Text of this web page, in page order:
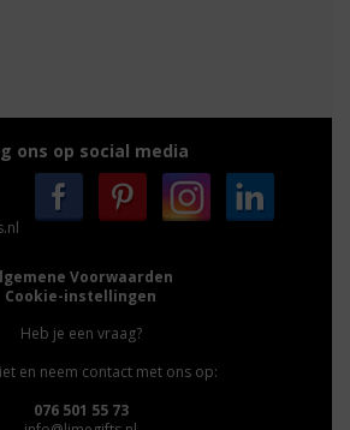
ons op social media
Voorwaarden
Cookie-instellingen
Heb je een vraag?
en neem contact met ons op:
076 501 55 73